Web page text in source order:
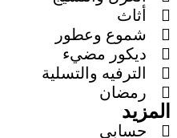
أثاث
شموع وعطور
ديكور مضيء
الترفيه والتسلية
رمضان
المزيد
حسابي